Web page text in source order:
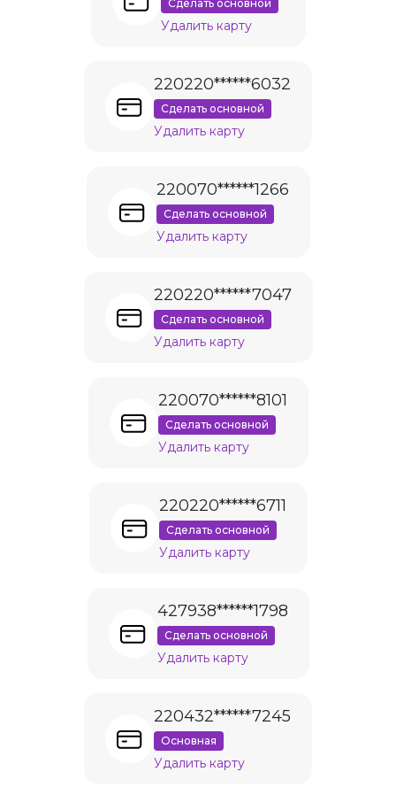
Сделать основной
Удалить карту
220220******6032
Сделать основной
Удалить карту
220070******1266
Сделать основной
Удалить карту
220220******7047
Сделать основной
Удалить карту
220070******8101
Сделать основной
Удалить карту
220220******6711
Сделать основной
Удалить карту
427938******1798
Сделать основной
Удалить карту
220432******7245
Основная
Удалить карту